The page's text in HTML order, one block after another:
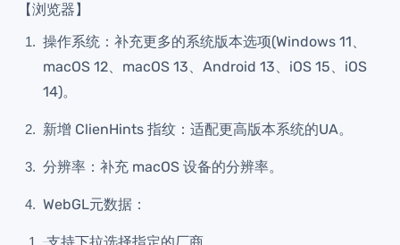
批量环境管理
团队协作
云手机
网络爬虫
合作伙伴中心
视频教程
免费工具
预约演示
【浏览器】
操作系统：补充更多的系统版本选项(Windows 11、
macOS 12、macOS 13、Android 13、iOS 15、iOS
14)。
新增 ClienHints 指纹：适配更高版本系统的UA。
分辨率：补充 macOS 设备的分辨率。
WebGL元数据：